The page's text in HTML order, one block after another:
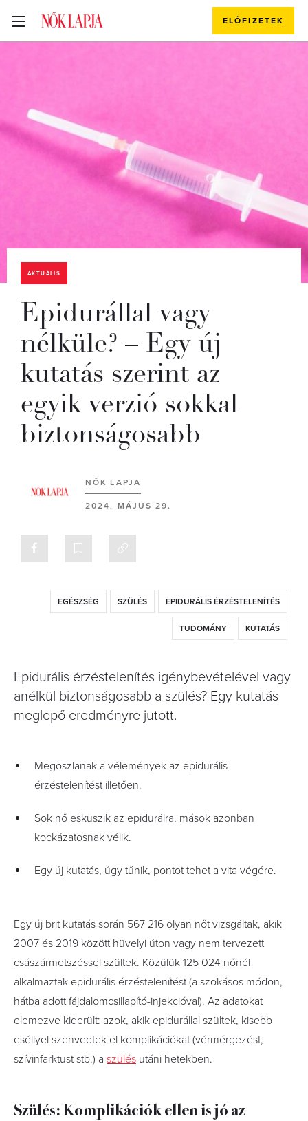
ELŐFIZETEK
AKTUÁLIS
Epidurállal vagy
nélküle? – Egy új
kutatás szerint az
egyik verzió sokkal
biztonságosabb
NŐK LAPJA
2024. MÁJUS 29.
EGÉSZSÉG SZÜLÉS EPIDURÁLIS ÉRZÉSTELENÍTÉS
TUDOMÁNY KUTATÁS
Epidurális érzéstelenítés igénybevételével vagy
anélkül biztonságosabb a szülés? Egy kutatás
meglepő eredményre jutott.
Megoszlanak a vélemények az epidurális
érzéstelenítést illetően.
Sok nő esküszik az epidurálra, mások azonban
kockázatosnak vélik.
Egy új kutatás, úgy tűnik, pontot tehet a vita végére.
Egy új brit kutatás során 567 216 olyan nőt vizsgáltak, akik
2007 és 2019 között hüvelyi úton vagy nem tervezett
császármetszéssel szültek. Közülük 125 024 nőnél
alkalmaztak epidurális érzéstelenítést (a szokásos módon,
hátba adott fájdalomcsillapító-injekcióval). Az adatokat
elemezve kiderült: azok, akik epidurállal szültek, kisebb
eséllyel szenvedtek el komplikációkat (vérmérgezést,
szívinfarktust stb.) a szülés utáni hetekben.
Szülés: Komplikációk ellen is jó az